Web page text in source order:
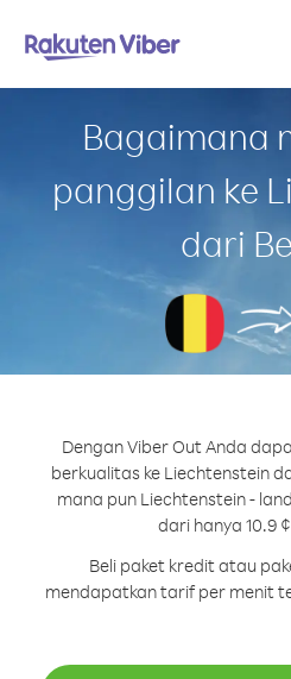
Bagaimana
panggilan ke
dari
Dengan Viber Out Anda
berkualitas ke Liechtenstein
mana pun Liechtenstein -
dari hanya 10.9
Beli paket kredit atau
mendapatkan tarif per menit